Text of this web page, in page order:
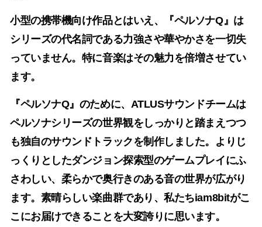
小型の携帯機向け作品とはいえ、『ペルソナQ』は
シリーズの代名詞である力強さや華やかさを一切失
っていません。特に音楽はその魅力を倍増させてい
ます。
『ペルソナQ』のために、ATLUSサウンドチームは
ペルソナシリーズの世界観をしっかりと踏まえつつ
も独自のサウンドトラックを制作しました。よりじ
っくりとしたダンジョン探索型のゲームプレイにふ
さわしい、柔らかで奥行きのある音の世界が広がり
ます。素晴らしい楽曲群であり、私たちiam8bitがこ
こにお届けできることを大変誇りに思います。